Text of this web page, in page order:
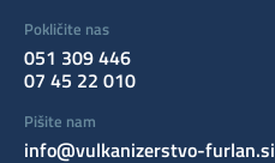
Pokličite nas
051 309 446
07 45 22 010
Pišite nam
info@vulkanizerstvo-furlan.si